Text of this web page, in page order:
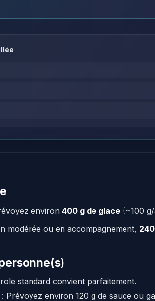
environ 400 g de glace (~100
modérée ou en accompagnement,
standard convient parfaitement.
Prévoyez environ 120 g de sauce ou